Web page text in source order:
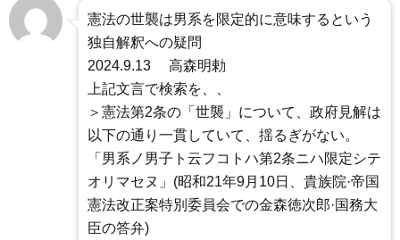
憲法の世襲は男系を限定的に意味するという
独自解釈への疑問
2024.9.13 高森明勅
上記文言で検索を、、
＞憲法第2条の「世襲」について、政府見解は
以下の通り一貫していて、揺るぎがない。
「男系ノ男子ト云フコトハ第2条ニハ限定シテ
オリマセヌ」(昭和21年9月10日、貴族院·帝国
憲法改正案特別委員会での金森徳次郎·国務大
臣の答弁)